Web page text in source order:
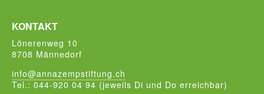
KONTAKT
Lönerenweg 10
8708 Männedorf
info@annazempstiftung.ch
Tel.: 044-920 04 94 (jeweils Di und Do erreichbar)